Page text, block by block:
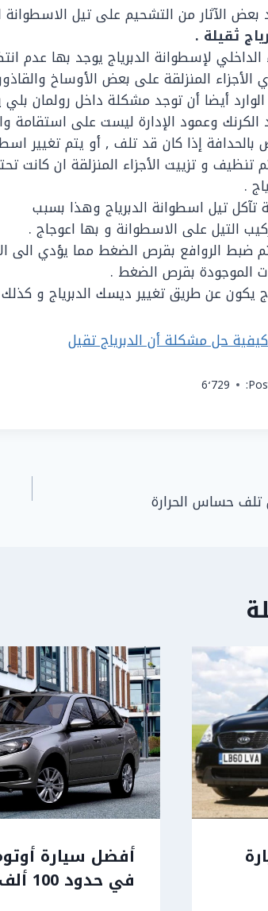
بعض الآثار من التشحيم على تيل الاسطوانة
ثقيلة .
الداخلي لإسطوانة الدبرياج يوجد بها عدم
الأجزاء المنزلقة على بعض الأوساخ
أيضا أن توجد مشكلة داخل رولمان
الكرنك وعمود الإدارة ليست على استقامة
بالحدافة إذا كان قد تلف , أو يتم تغيير
تنظيف و تزييت الأجزاء المنزلقة ان كانت
.
تآكل تيل اسطوانة الدبرياج وهذا بسبب
التيل على الاسطوانة و بها اعوجاج .
ضبط الروافع بقرص الضغط مما يؤدي
الموجودة بقرص الضغط .
يكون عن طريق تغيير ديسك الدبرياج و كذلك
كيفية حل مشكلة أن الدبرياج تقيل
6٬729
حساس الحرارة
أفضل سيارة
في حدود 100 ألف جنيه